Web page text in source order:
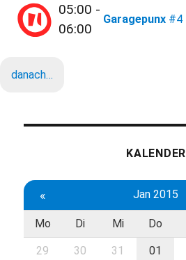
05:00 -
06:00
Garagepunx #4
danach…
KALENDER
« Jan 2015
Mo Di Mi Do
29 30 31 01